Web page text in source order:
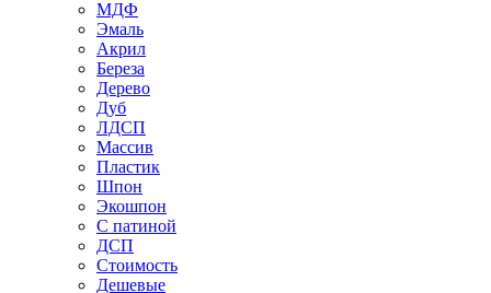
МДФ
Эмаль
Акрил
Береза
Дерево
Дуб
ЛДСП
Массив
Пластик
Шпон
Экошпон
С патиной
ДСП
Стоимость
Дешевые